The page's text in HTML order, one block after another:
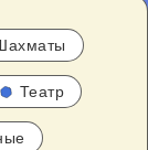
Театр